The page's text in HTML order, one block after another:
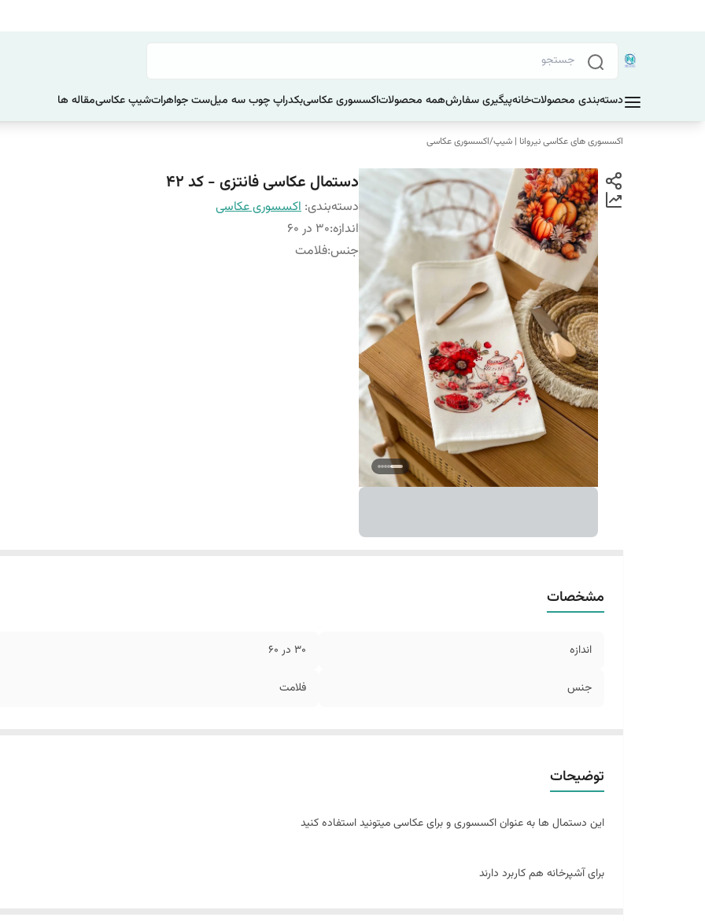
دسته‌بندی محصولاتخانهپیگیری سفارشهمه محصولاتاکسسوری عکاسیبکدراپ چوب سه میلست جواهراتشیپ عکاسیمقاله ها
اکسسوری های عکاسی نیروانا | شیپ/اکسسوری عکاسی
دستمال عکاسی فانتزی - کد 42
دسته‌بندی: اکسسوری عکاسی
اندازه:30 در 60
جنس:فلامت
مشخصات
اندازه 30 در 60
جنس فلامت
توضیحات
این دستمال ها به عنوان اکسسوری و برای عکاسی میتونید استفاده کنید
برای آشپرخانه هم کاربرد دارند